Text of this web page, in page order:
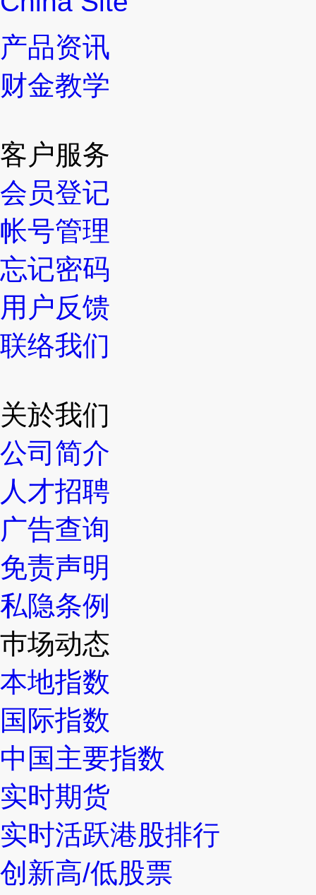
产品资讯
财金教学
客户服务
会员登记
帐号管理
忘记密码
用户反馈
联络我们
关於我们
公司简介
人才招聘
广告查询
免责声明
私隐条例
巿场动态
本地指数
国际指数
中国主要指数
实时期货
实时活跃港股排行
创新高/低股票